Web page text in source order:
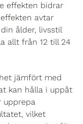
effekten bidrar
avtar
ålder, livsstil
allt från 12 till 24
jämfört med
kan hålla i uppåt
upprepa
vilket